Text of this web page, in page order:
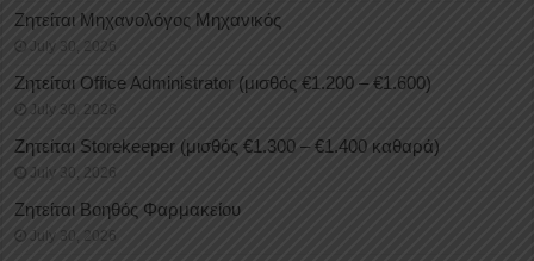
Ζητείται Μηχανολόγος Μηχανικός
July 30, 2026
Ζητείται Office Administrator (μισθός €1.200 – €1.600)
July 30, 2026
Ζητείται Storekeeper (μισθός €1.300 – €1.400 καθαρά)
July 30, 2026
Ζητείται Βοηθός Φαρμακείου
July 30, 2026